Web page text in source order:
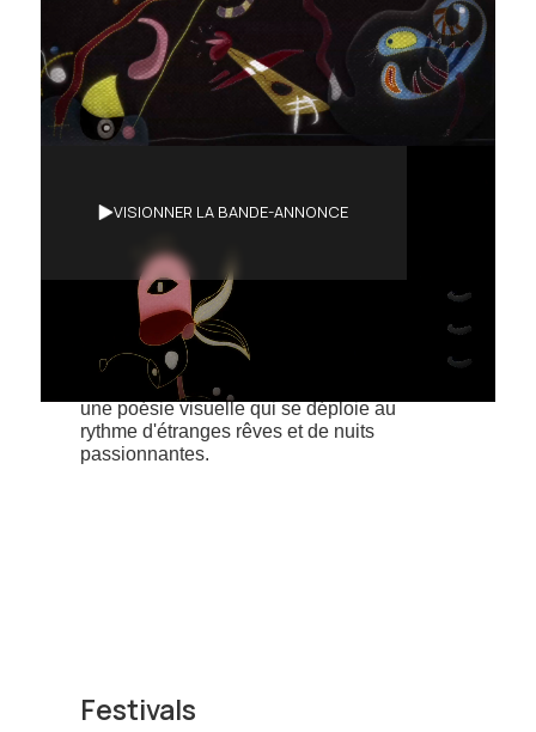
VISIONNER LA BANDE-ANNONCE
Synopsis
L'ombre autour de la ceinture / elle rêve à
son balcon (...) Dessous la lune gitane /
toutes les choses la regardent / mais elle ne
peut pas les voir.Sonámbulo est un voyage
surréaliste à travers les formes et les
couleurs, inspiré du poème « Romance
Somnambule » de Federico García Lorca;
une poésie visuelle qui se déploie au
rythme d'étranges rêves et de nuits
passionnantes.
Festivals